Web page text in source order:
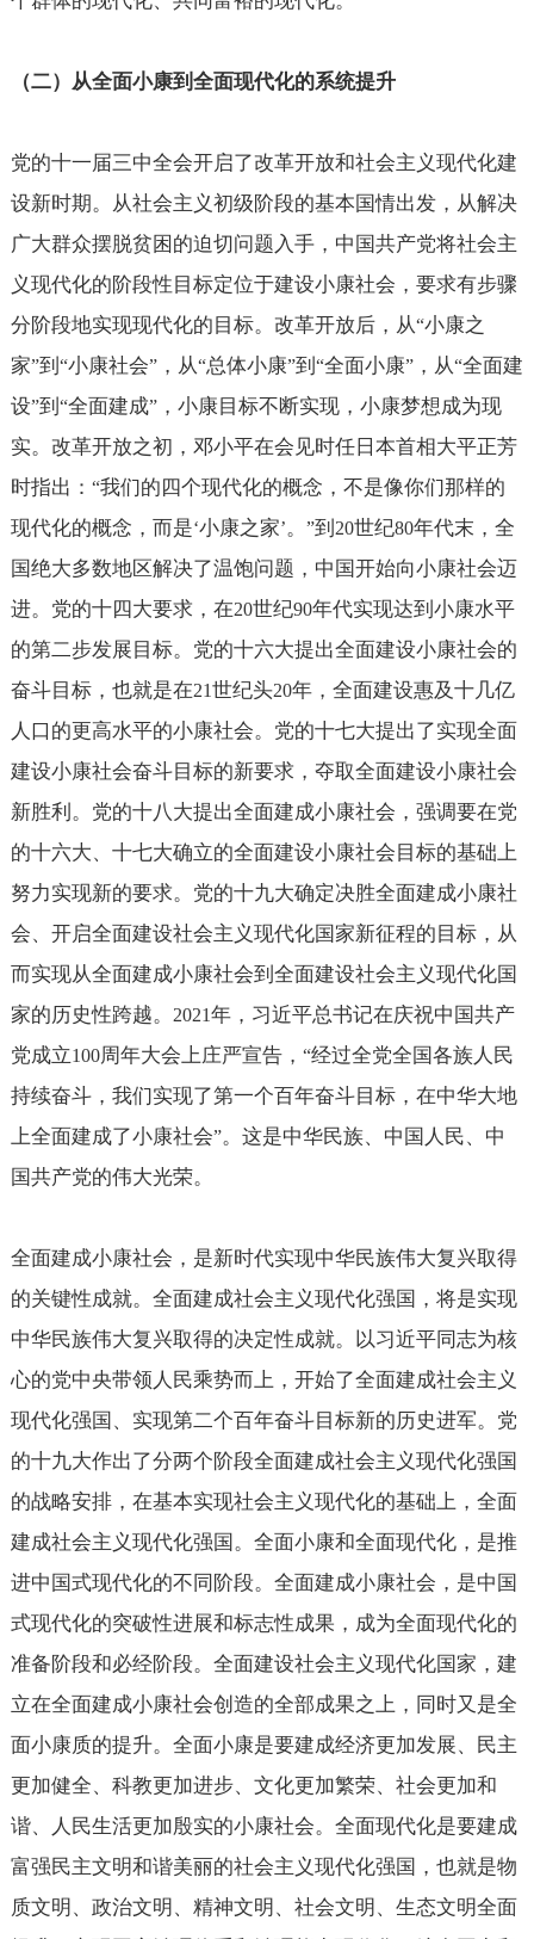
（二）从全面小康到全面现代化的系统提升
党的十一届三中全会开启了改革开放和社会主义现代化建
设新时期。从社会主义初级阶段的基本国情出发，从解决
广大群众摆脱贫困的迫切问题入手，中国共产党将社会主
义现代化的阶段性目标定位于建设小康社会，要求有步骤
分阶段地实现现代化的目标。改革开放后，从“小康之
家”到 “小康社会”，从“总体小康”到 “全面小康”，从“全面建
设”到 “全面建成”，小康目标不断实现，小康梦想成为现
实。改革开放之初，邓小平在会见时任日本首相大平正芳
时指出： “我们的四个现代化的概念，不是像你们那样的
现代化的概念，而是‘小康之家’。 ”到 20世纪80年代末，全
国绝大多数地区解决了温饱问题，中国开始向小康社会迈
进。党的十四大要求，在20世纪90年代实现达到小康水平
的第二步发展目标。党的十六大提出全面建设小康社会的
奋斗目标，也就是在21世纪头20年，全面建设惠及十几亿
人口的更高水平的小康社会。党的十七大提出了实现全面
建设小康社会奋斗目标的新要求，夺取全面建设小康社会
新胜利。党的十八大提出全面建成小康社会，强调要在党
的十六大、十七大确立的全面建设小康社会目标的基础上
努力实现新的要求。党的十九大确定决胜全面建成小康社
会、开启全面建设社会主义现代化国家新征程的目标，从
而实现从全面建成小康社会到全面建设社会主义现代化国
家的历史性跨越。
2021年，习近平总书记在庆祝中国共产
党成立100周年大会上庄严宣告， “经过全党全国各族人民
持续奋斗，我们实现了第一个百年奋斗目标，在中华大地
上全面建成了小康社会”。这是中华民族、中国人民、中
国共产党的伟大光荣。
全面建成小康社会，是新时代实现中华民族伟大复兴取得
的关键性成就。全面建成社会主义现代化强国，将是实现
中华民族伟大复兴取得的决定性成就。以习近平同志为核
心的党中央带领人民乘势而上，开始了全面建成社会主义
现代化强国、实现第二个百年奋斗目标新的历史进军。党
的十九大作出了分两个阶段全面建成社会主义现代化强国
的战略安排，在基本实现社会主义现代化的基础上，全面
建成社会主义现代化强国。全面小康和全面现代化，是推
进中国式现代化的不同阶段。全面建成小康社会，是中国
式现代化的突破性进展和标志性成果，成为全面现代化的
准备阶段和必经阶段。全面建设社会主义现代化国家，建
立在全面建成小康社会创造的全部成果之上，同时又是全
面小康质的提升。全面小康是要建成经济更加发展、民主
更加健全、科教更加进步、文化更加繁荣、社会更加和
谐、人民生活更加殷实的小康社会。全面现代化是要建成
富强民主文明和谐美丽的社会主义现代化强国，也就是物
质文明、政治文明、精神文明、社会文明、生态文明全面